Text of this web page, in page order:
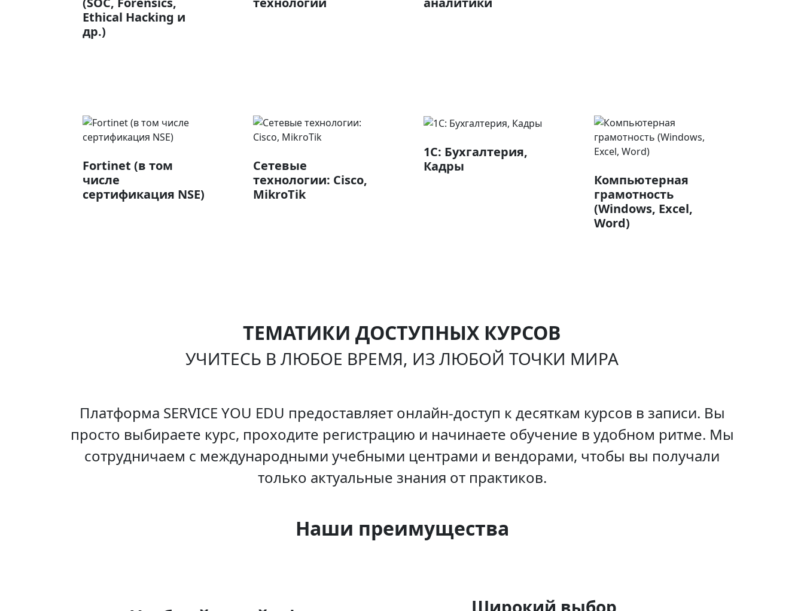
Ethical Hacking и
др.)
Fortinet (в том
числе
сертификация NSE)
Сетевые
технологии: Cisco,
MikroTik
1С: Бухгалтерия,
Кадры
Компьютерная
грамотность
(Windows, Excel,
Word)
ТЕМАТИКИ ДОСТУПНЫХ КУРСОВ
УЧИТЕСЬ В ЛЮБОЕ ВРЕМЯ, ИЗ ЛЮБОЙ ТОЧКИ МИРА
Платформа SERVICE YOU EDU предоставляет онлайн-доступ к десяткам курсов в записи. Вы
просто выбираете курс, проходите регистрацию и начинаете обучение в удобном ритме. Мы
сотрудничаем с международными учебными центрами и вендорами, чтобы вы получали
только актуальные знания от практиков.
Наши преимущества